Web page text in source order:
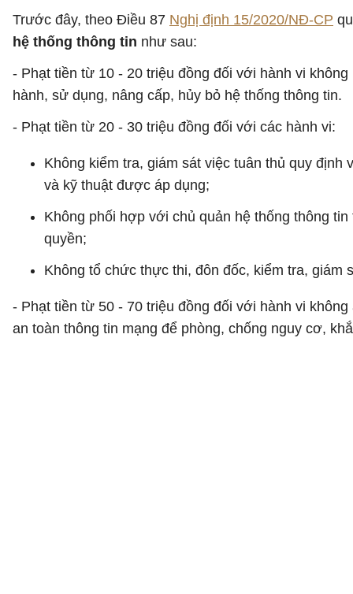
Trước đây, theo Điều 87 Nghị định 15/2020/NĐ-CP
hệ thống thông tin như sau:
- Phạt tiền từ 10 - 20 triệu đồng đối với hành vi
hành, sử dụng, nâng cấp, hủy bỏ hệ thống thông tin.
- Phạt tiền từ 20 - 30 triệu đồng đối với các hành vi:
Không kiểm tra, giám sát việc tuân thủ quy
và kỹ thuật được áp dụng;
Không phối hợp với chủ quản hệ thống thông
quyền;
Không tổ chức thực thi, đôn đốc, kiểm tra, giám
- Phạt tiền từ 50 - 70 triệu đồng đối với hành vi
an toàn thông tin mạng để phòng, chống nguy cơ,